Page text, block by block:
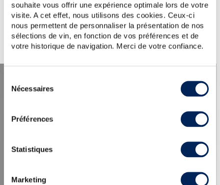
souhaite vous offrir une expérience optimale lors de votre
visite. A cet effet, nous utilisons des cookies. Ceux-ci
nous permettent de personnaliser la présentation de nos
sélections de vin, en fonction de vos préférences et de
votre historique de navigation. Merci de votre confiance.
Nécessaires
Préférences
Statistiques
Marketing
Créer une alerte